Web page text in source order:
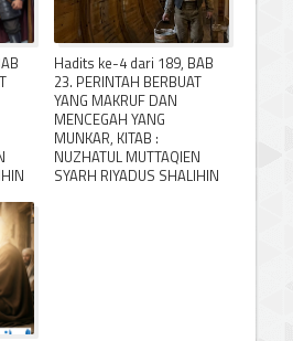
Hadits ke-4 dari 189, BAB
23. PERINTAH BERBUAT
YANG MAKRUF DAN
MENCEGAH YANG
MUNKAR, KITAB :
NUZHATUL MUTTAQIEN
SYARH RIYADUS SHALIHIN